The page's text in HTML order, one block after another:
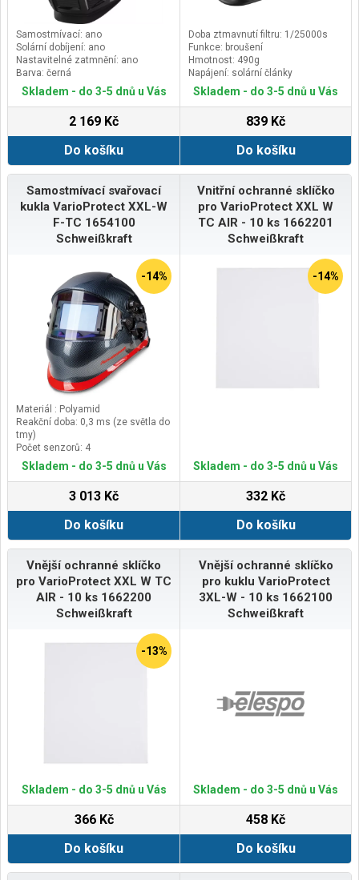
Samostmívací: ano
Solární dobíjení: ano
Nastavitelné zatmnění: ano
Barva: černá
Skladem - do 3-5 dnů u Vás
2 169 Kč
Do košíku
Doba ztmavnutí filtru: 1/25000s
Funkce: broušení
Hmotnost: 490g
Napájení: solární články
Skladem - do 3-5 dnů u Vás
839 Kč
Do košíku
Samostmívací svařovací
kukla VarioProtect XXL-W
F-TC 1654100
Schweißkraft
-14%
Materiál : Polyamid
Reakční doba: 0,3 ms (ze světla do
tmy)
Počet senzorů: 4
Třída: 1/1/1/1
Skladem - do 3-5 dnů u Vás
3 013 Kč
Do košíku
Vnitřní ochranné sklíčko
pro VarioProtect XXL W
TC AIR - 10 ks 1662201
Schweißkraft
-14%
Skladem - do 3-5 dnů u Vás
332 Kč
Do košíku
Vnější ochranné sklíčko
pro VarioProtect XXL W TC
AIR - 10 ks 1662200
Schweißkraft
-13%
Skladem - do 3-5 dnů u Vás
366 Kč
Do košíku
Vnější ochranné sklíčko
pro kuklu VarioProtect
3XL-W - 10 ks 1662100
Schweißkraft
Skladem - do 3-5 dnů u Vás
458 Kč
Do košíku